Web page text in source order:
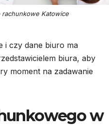
rachunkowe Katowice
i czy dane biuro ma
biura, aby
moment na zadawanie
w